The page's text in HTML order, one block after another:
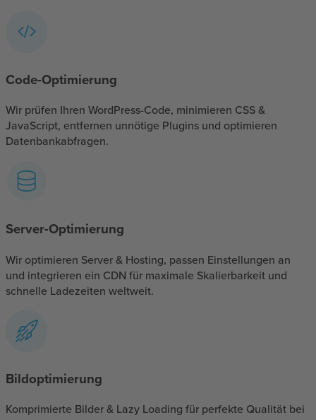
Code-Optimierung
Wir prüfen Ihren WordPress-Code, minimieren CSS &
JavaScript, entfernen unnötige Plugins und optimieren
Datenbankabfragen.
Server-Optimierung
Wir optimieren Server & Hosting, passen Einstellungen an
und integrieren ein CDN für maximale Skalierbarkeit und
schnelle Ladezeiten weltweit.
Bildoptimierung
Komprimierte Bilder & Lazy Loading für perfekte Qualität bei